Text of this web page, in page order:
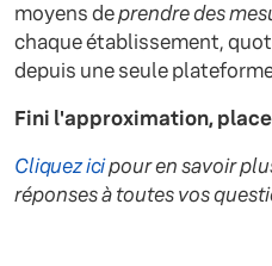
moyens deprendre des
chaque établissement,
depuis une seule
Fini l'approximation,
Cliquez icipour en savoir
réponses à toutes vos